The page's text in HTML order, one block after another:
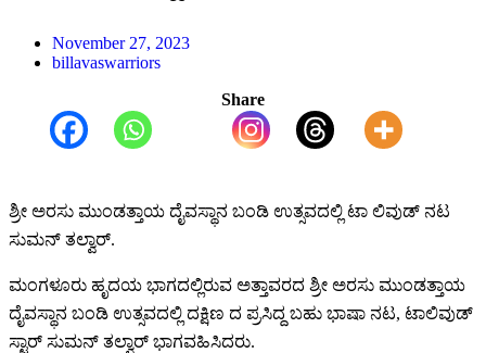
November 27, 2023
billavaswarriors
Share
ಶ್ರೀ ಅರಸು ಮುಂಡತ್ತಾಯ ದೈವಸ್ಥಾನ ಬಂಡಿ ಉತ್ಸವದಲ್ಲಿ ಟಾ ಲಿವುಡ್ ನಟ
ಸುಮನ್ ತಲ್ವಾರ್.
ಮಂಗಳೂರು ಹೃದಯ ಭಾಗದಲ್ಲಿರುವ ಅತ್ತಾವರದ ಶ್ರೀ ಅರಸು ಮುಂಡತ್ತಾಯ
ದೈವಸ್ಥಾನ ಬಂಡಿ ಉತ್ಸವದಲ್ಲಿ ದಕ್ಷಿಣ ದ ಪ್ರಸಿದ್ದ ಬಹು ಭಾಷಾ ನಟ, ಟಾಲಿವುಡ್
ಸ್ಟಾರ್ ಸುಮನ್ ತಲ್ವಾರ್ ಭಾಗವಹಿಸಿದರು.